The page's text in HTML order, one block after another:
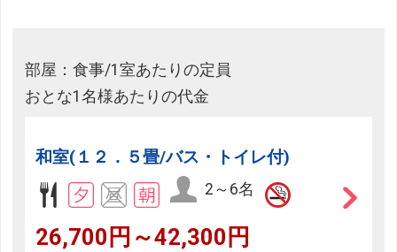
部屋：食事/1室あたりの定員
おとな1名様あたりの代金
和室(１２．５畳/バス・トイレ付)
2～6名
26,700円～42,300円